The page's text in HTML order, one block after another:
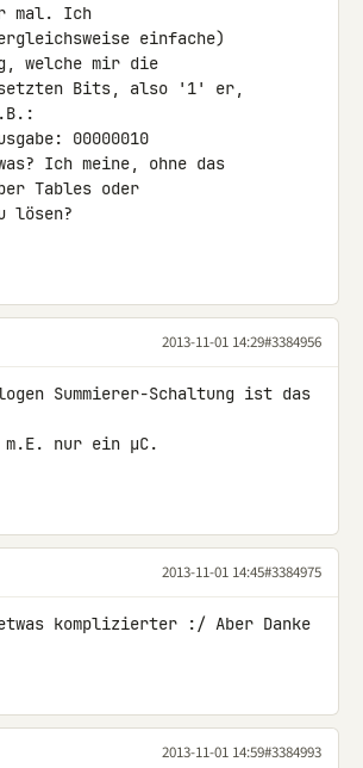
mal. Ich
einfache)
welche mir die
Bits, also '1' er,
00000010
Ich meine, ohne das
Tables oder
lösen?
2013-11-01 14:29#3384956
Summierer-Schaltung ist das
nur ein µC.
2013-11-01 14:45#3384975
komplizierter :/ Aber Danke
2013-11-01 14:59#3384993